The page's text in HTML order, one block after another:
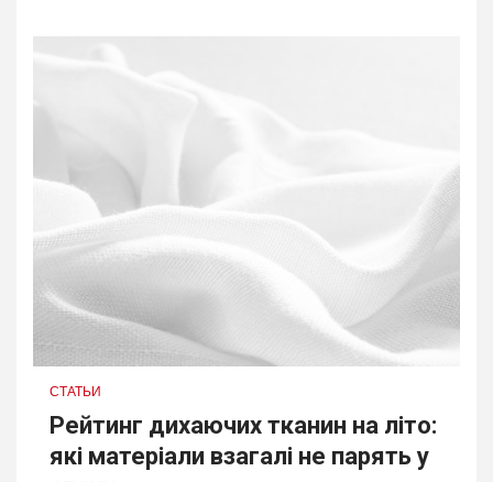
СТАТЬИ
Рейтинг дихаючих тканин на літо:
які матеріали взагалі не парять у